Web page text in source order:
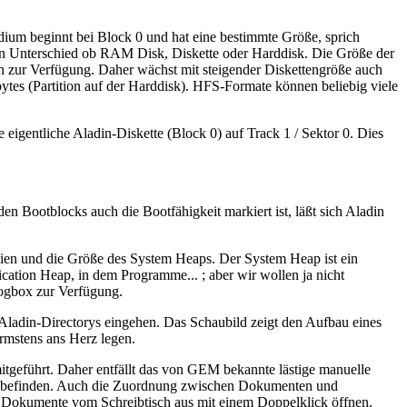
beginnt bei Block 0 und hat eine bestimmte Größe, sprich
Unterschied ob RAM Disk, Diskette oder Harddisk. Die Größe der
Verfügung. Daher wächst mit steigender Diskettengröße auch
(Partition auf der Harddisk). HFS-Formate können beliebig viele
Aladin-Diskette (Block 0) auf Track 1 / Sektor 0. Dies
Bootblocks auch die Bootfähigkeit markiert ist, läßt sich Aladin
und die Größe des System Heaps. Der System Heap ist ein
Heap, in dem Programme... ; aber wir wollen ja nicht
zur Verfügung.
Directorys eingehen. Das Schaubild zeigt den Aufbau eines
ans Herz legen.
Daher entfällt das von GEM bekannte lästige manuelle
Auch die Zuordnung zwischen Dokumenten und
vom Schreibtisch aus mit einem Doppelklick öffnen.